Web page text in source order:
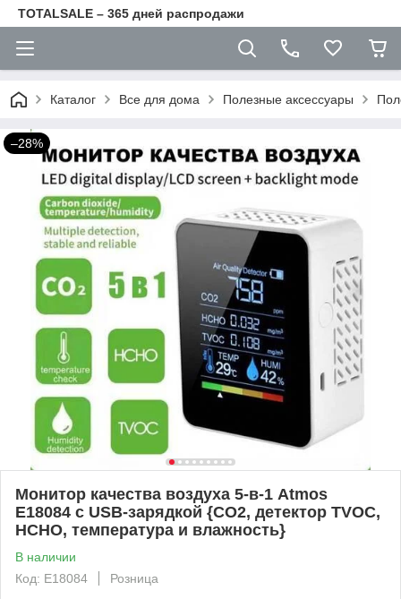
TOTALSALE – 365 дней распродажи
Каталог Все для дома Полезные аксессуары
–28%
Монитор качества воздуха 5-в-1 Atmos
E18084 с USB-зарядкой {СО2, детектор TVOC,
HCHO, температура и влажность}
В наличии
Код: E18084
Розница